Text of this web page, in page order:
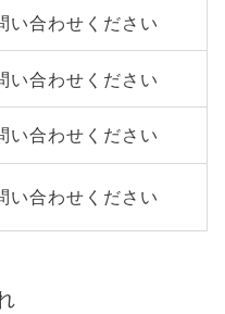
い合わせください
い合わせください
い合わせください
い合わせください